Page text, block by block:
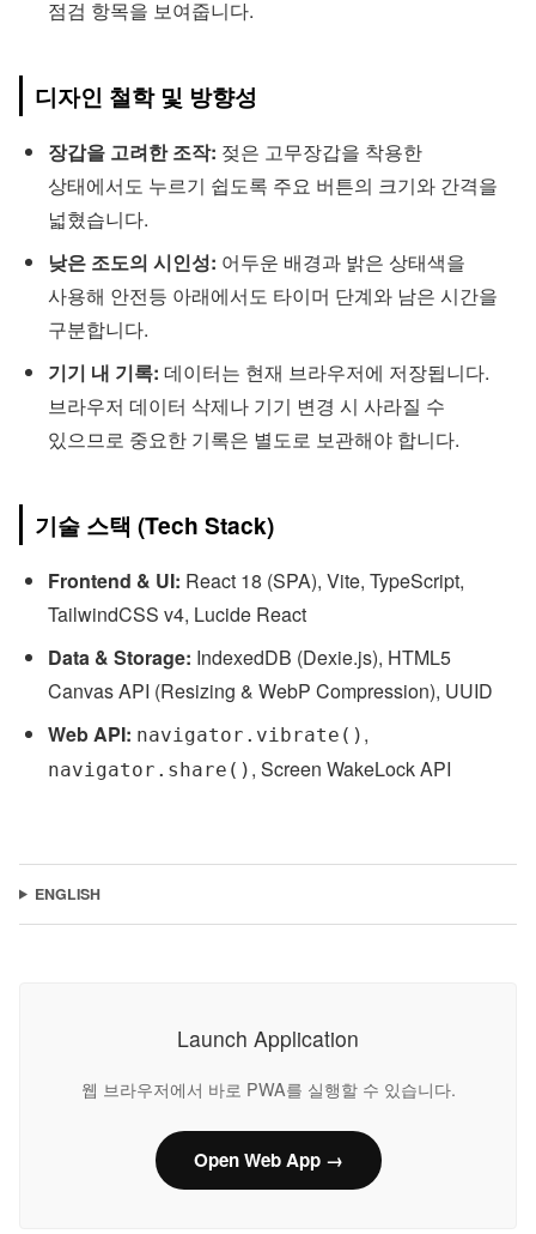
점검 항목을 보여줍니다.
디자인 철학 및 방향성
장갑을 고려한 조작: 젖은 고무장갑을 착용한
상태에서도 누르기 쉽도록 주요 버튼의 크기와 간격을
넓혔습니다.
낮은 조도의 시인성: 어두운 배경과 밝은 상태색을
사용해 안전등 아래에서도 타이머 단계와 남은 시간을
구분합니다.
기기 내 기록: 데이터는 현재 브라우저에 저장됩니다.
브라우저 데이터 삭제나 기기 변경 시 사라질 수
있으므로 중요한 기록은 별도로 보관해야 합니다.
기술 스택 (Tech Stack)
Frontend & UI: React 18 (SPA), Vite, TypeScript,
TailwindCSS v4, Lucide React
Data & Storage: IndexedDB (Dexie.js), HTML5
Canvas API (Resizing & WebP Compression), UUID
Web API: navigator.vibrate() ,
navigator.share() , Screen WakeLock API
ENGLISH
Launch Application
웹 브라우저에서 바로 PWA를 실행할 수 있습니다.
Open Web App →